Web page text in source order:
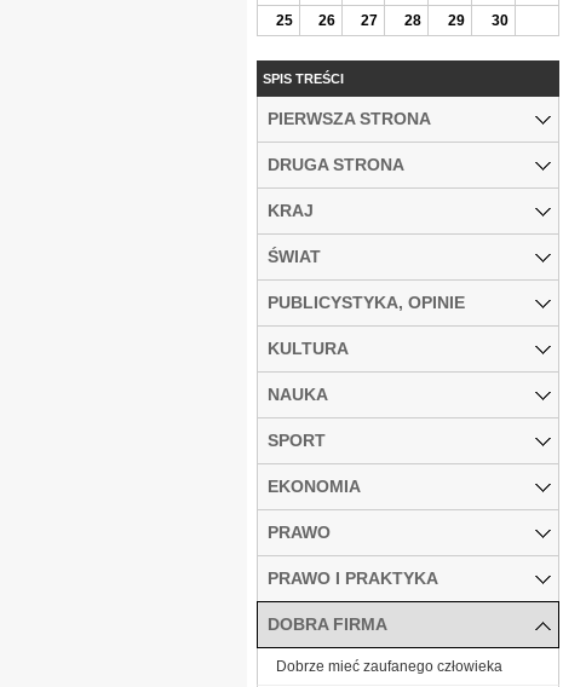
25
26 27 28 29 30
SPIS TREŚCI
PIERWSZA STRONA
DRUGA STRONA
KRAJ
ŚWIAT
PUBLICYSTYKA, OPINIE
KULTURA
NAUKA
SPORT
EKONOMIA
PRAWO
PRAWO I PRAKTYKA
DOBRA FIRMA
Dobrze mieć zaufanego człowieka